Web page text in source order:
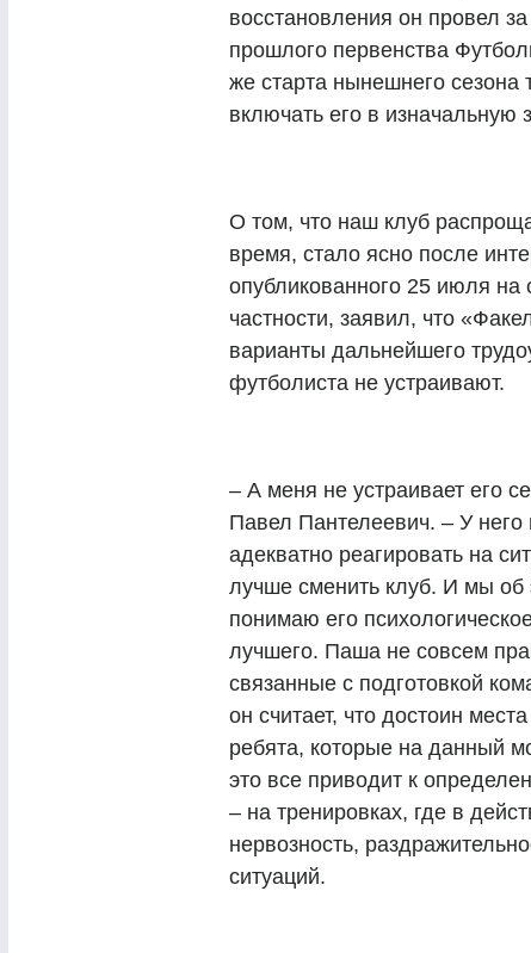
восстановления он провел
прошлого первенства
же старта нынешнего
включать его в изначальную
О том, что наш клуб
время, стало ясно после
опубликованного 25 июля
частности, заявил, что
варианты дальнейшего
футболиста не устраивают.
– А меня не устраивает его
Павел Пантелеевич. – У него
адекватно реагировать на
лучше сменить клуб. И мы об
понимаю его
лучшего. Паша не совсем
связанные с подготовкой
он считает, что достоин
ребята, которые на данный
это все приводит к
– на тренировках, где в
нервозность,
ситуаций.